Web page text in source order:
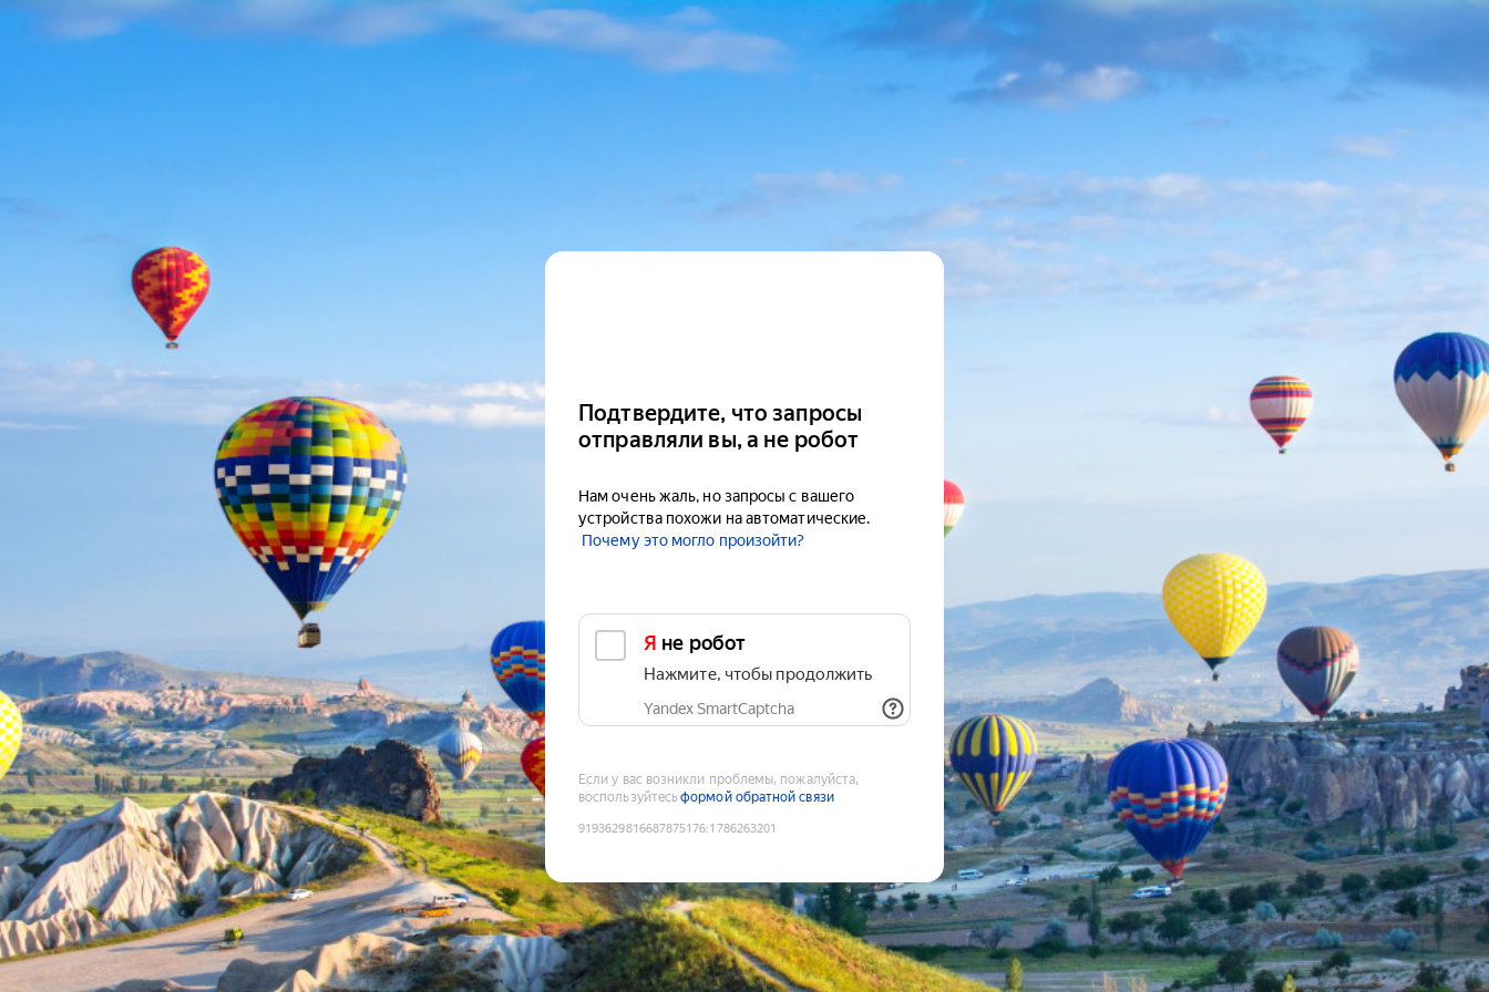
Подтвердите, что запросы
отправляли вы, а не робот
Нам очень жаль, но запросы с вашего
устройства похожи на автоматические.
Почему это могло произойти?
Я не робот
Нажмите, чтобы продолжить
Yandex SmartCaptcha
Если у вас возникли проблемы, пожалуйста,
воспользуйтесьформой обратной связи
9193629816687875176:1786263201